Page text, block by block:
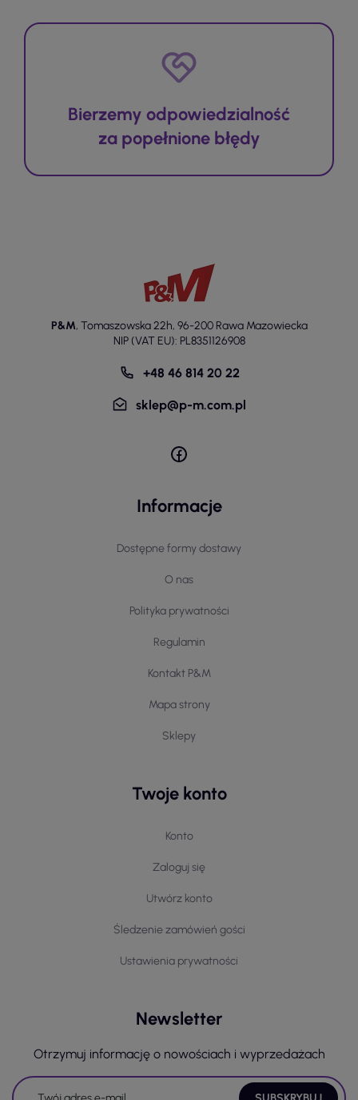
Bierzemy odpowiedzialność
za popełnione błędy
P&M, Tomaszowska 22h, 96-200 Rawa Mazowiecka
NIP (VAT EU): PL8351126908
+48 46 814 20 22
sklep@p-m.com.pl
Informacje
Dostępne formy dostawy
O nas
Polityka prywatności
Regulamin
Kontakt P&M
Mapa strony
Sklepy
Twoje konto
Konto
Zaloguj się
Utwórz konto
Śledzenie zamówień gości
Ustawienia prywatności
Newsletter
Otrzymuj informację o nowościach i wyprzedażach